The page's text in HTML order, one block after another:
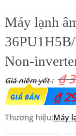
Máy lạnh
Non-
₫
Giá
gốc
₫
Thương hiệu:Máy